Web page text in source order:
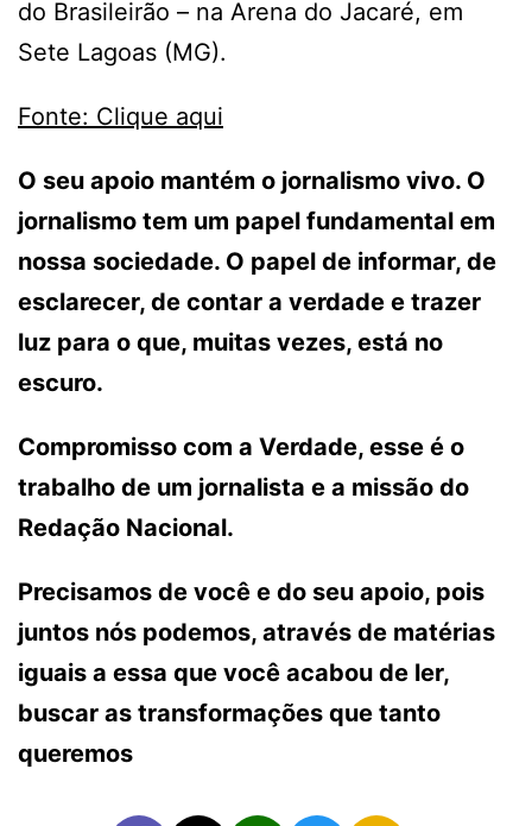
do Brasileirão – na Arena do Jacaré, em
Sete Lagoas (MG).
Fonte: Clique aqui
O seu apoio mantém o jornalismo vivo. O
jornalismo tem um papel fundamental em
nossa sociedade. O papel de informar, de
esclarecer, de contar a verdade e trazer
luz para o que, muitas vezes, está no
escuro.
Compromisso com a Verdade, esse é o
trabalho de um jornalista e a missão do
Redação Nacional.
Precisamos de você e do seu apoio, pois
juntos nós podemos, através de matérias
iguais a essa que você acabou de ler,
buscar as transformações que tanto
queremos